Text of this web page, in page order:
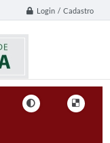
Login / Cadastro